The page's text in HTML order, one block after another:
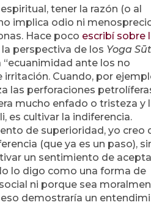
tener la razón (o al
implica odio ni
Hace poco escribí sobre
perspectiva de los Yoga
ante los no
irritación. Cuando, por
las perforaciones
mucho enfado o tristeza y
es cultivar la indiferencia.
de superioridad, yo creo
(que ya es un paso),
un sentimiento de
lo digo como una forma de
ni porque sea
demostraría un